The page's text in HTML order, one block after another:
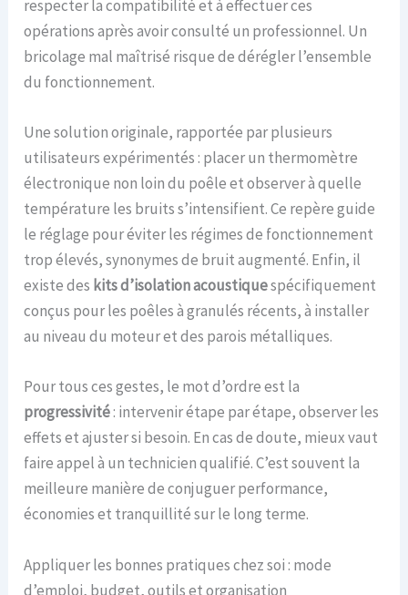
respecter la compatibilité et à effectuer ces
opérations après avoir consulté un professionnel. Un
bricolage mal maîtrisé risque de dérégler l’ensemble
du fonctionnement.
Une solution originale, rapportée par plusieurs
utilisateurs expérimentés : placer un thermomètre
électronique non loin du poêle et observer à quelle
température les bruits s’intensifient. Ce repère guide
le réglage pour éviter les régimes de fonctionnement
trop élevés, synonymes de bruit augmenté. Enfin, il
existe des kits d’isolation acoustiquespécifiquement
conçus pour les poêles à granulés récents, à installer
au niveau du moteur et des parois métalliques.
Pour tous ces gestes, le mot d’ordre est la
progressivité: intervenir étape par étape, observer les
effets et ajuster si besoin. En cas de doute, mieux vaut
faire appel à un technicien qualifié. C’est souvent la
meilleure manière de conjuguer performance,
économies et tranquillité sur le long terme.
Appliquer les bonnes pratiques chez soi : mode
d’emploi, budget, outils et organisation